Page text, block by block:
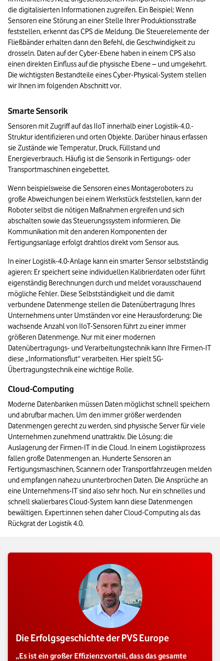
die digitalisierten Informationen zugreifen. Ein Beispiel: Wenn
Sensoren eine Störung an einer Stelle Ihrer Produktionsstraße
feststellen, erkennt das CPS die Meldung. Die Steuerelemente der
Fließbänder erhalten dann den Befehl, die Geschwindigkeit zu
drosseln. Daten auf der Cyber-Ebene haben in einem CPS also
einen direkten Einfluss auf die physische Ebene – und umgekehrt.
Die wichtigsten Bestandteile eines Cyber-Physical-System stellen
wir Ihnen im folgenden Abschnitt vor.
Smarte Sensorik
Sensoren mit Zugriff auf das IIoT innerhalb einer Logistik-4.0.-
Struktur identifizieren und orten Objekte. Darüber hinaus erfassen
sie Zustände wie Temperatur, Druck, Füllstand und
Energieverbrauch. Häufig ist die Sensorik in Fertigungs- oder
Transportmaschinen eingebettet.
Wenn beispielsweise die Sensoren eines Montageroboters zu
große Abweichungen bei einem Werkstück feststellen, kann der
Roboter selbst die nötigen Maßnahmen ergreifen und sich
abschalten sowie das Steuerungssystem informieren. Die
Kommunikation mit den anderen Komponenten der
Fertigungsanlage erfolgt drahtlos direkt vom Sensor aus.
In einer Logistik-4.0-Anlage kann ein smarter Sensor selbstständig
agieren: Er speichert seine individuellen Kali­brierdaten oder führt
eigenständig Berechnungen durch und meldet vorausschauend
mögliche Fehler. Diese Selbstständigkeit und die damit
verbundene Datenmenge stellen die Datenübertragung Ihres
Unternehmens unter Umständen vor eine Herausforderung: Die
wachsende Anzahl von IIoT-Sensoren führt zu einer immer
größeren Datenmenge. Nur mit einer modernen
Datenübertragungs- und Verarbeitungstechnik kann Ihre Firmen-IT
diese „Informationsflut“ verarbeiten. Hier spielt 5G-
Übertragungstechnik eine wichtige Rolle.
Cloud-Computing
Moderne Datenbanken müssen Daten möglichst schnell speichern
und abrufbar machen. Um den immer größer werdenden
Datenmengen gerecht zu werden, sind physische Server für viele
Unternehmen zunehmend unattraktiv. Die Lösung: die
Auslagerung der Firmen-IT in die Cloud. In einem Logistikprozess
fallen große Datenmengen an. Hunderte Sensoren an
Fertigungsmaschinen, Scannern oder Transportfahrzeugen melden
und empfangen nahezu ununterbrochen Daten. Die Ansprüche an
eine Unternehmens-IT sind also sehr hoch. Nur ein schnelles und
schnell skalierbares Cloud-System kann diese Datenmengen
bewältigen. Expert:innen sehen daher Cloud-Computing als das
Rückgrat der Logistik 4.0.
Die Erfolgsgeschichte der PVS Europe
„Es ist ein großer Effizienzvorteil, dass das gesamte